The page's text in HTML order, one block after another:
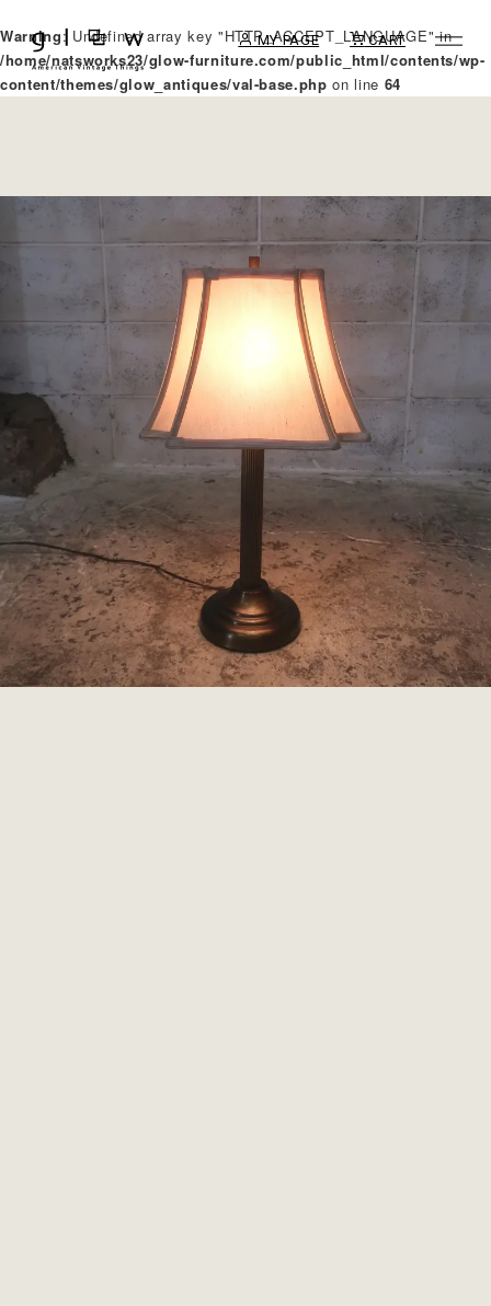
Warning: Undefined array key "HTTP_ACCEPT_LANGUAGE" in
/home/natsworks23/glow-furniture.com/public_html/contents/wp-
content/themes/glow_antiques/val-base.php on line 64
MY PAGE CART